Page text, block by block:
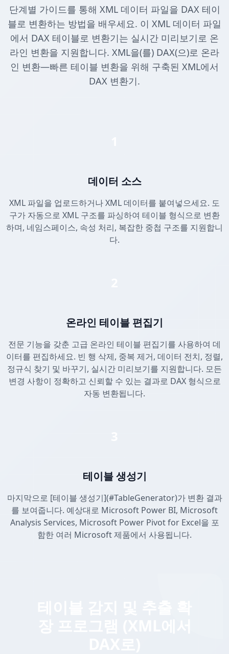
단계별 가이드를 통해 XML 데이터 파일을 DAX 테이
블로 변환하는 방법을 배우세요. 이 XML 데이터 파일
에서 DAX 테이블로 변환기는 실시간 미리보기로 온
라인 변환을 지원합니다. XML을(를) DAX(으)로 온라
인 변환—빠른 테이블 변환을 위해 구축된 XML에서
DAX 변환기.
데이터 소스
XML 파일을 업로드하거나 XML 데이터를 붙여넣으세요. 도
구가 자동으로 XML 구조를 파싱하여 테이블 형식으로 변환
하며, 네임스페이스, 속성 처리, 복잡한 중첩 구조를 지원합니
다.
온라인 테이블 편집기
전문 기능을 갖춘 고급 온라인 테이블 편집기를 사용하여 데
이터를 편집하세요. 빈 행 삭제, 중복 제거, 데이터 전치, 정렬,
정규식 찾기 및 바꾸기, 실시간 미리보기를 지원합니다. 모든
변경 사항이 정확하고 신뢰할 수 있는 결과로 DAX 형식으로
자동 변환됩니다.
테이블 생성기
마지막으로 [테이블 생성기](#TableGenerator)가 변환 결과
를 보여줍니다. 예상대로 Microsoft Power BI, Microsoft
Analysis Services, Microsoft Power Pivot for Excel을 포
함한 여러 Microsoft 제품에서 사용됩니다.